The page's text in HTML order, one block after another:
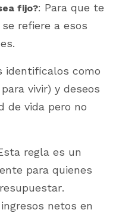
fijo?: Para que te
refiere a esos
identifícalos como
vivir) y deseos
de vida pero no
regla es un
para quienes
netos en